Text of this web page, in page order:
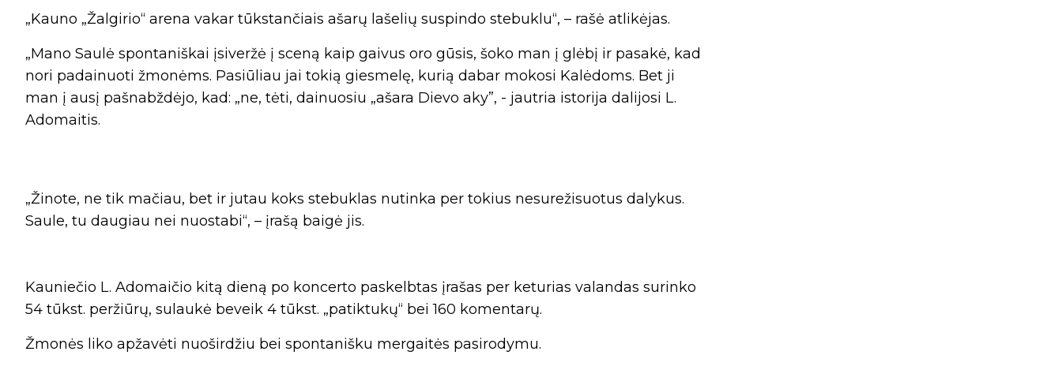
„Kauno „Žalgirio“ arena vakar tūkstančiais ašarų lašelių suspindo stebuklu“, – rašė atlikėjas.
„Mano Saulė spontaniškai įsiveržė į sceną kaip gaivus oro gūsis, šoko man į glėbį ir pasakė, kad
nori padainuoti žmonėms. Pasiūliau jai tokią giesmelę, kurią dabar mokosi Kalėdoms. Bet ji
man į ausį pašnabždėjo, kad: „ne, tėti, dainuosiu „ašara Dievo aky”, - jautria istorija dalijosi L.
Adomaitis.
„Žinote, ne tik mačiau, bet ir jutau koks stebuklas nutinka per tokius nesurežisuotus dalykus.
Saule, tu daugiau nei nuostabi“, – įrašą baigė jis.
Kauniečio L. Adomaičio kitą dieną po koncerto paskelbtas įrašas per keturias valandas surinko
54 tūkst. peržiūrų, sulaukė beveik 4 tūkst. „patiktukų“ bei 160 komentarų.
Žmonės liko apžavėti nuoširdžiu bei spontanišku mergaitės pasirodymu.